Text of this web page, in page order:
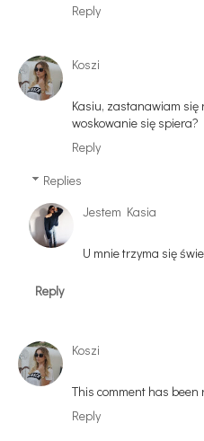
Reply
Koszi
Kasiu, zastanawiam się
woskowanie się spiera?
Reply
Replies
Jestem Kasia
U mnie trzyma się
Reply
Koszi
This comment has been
Reply